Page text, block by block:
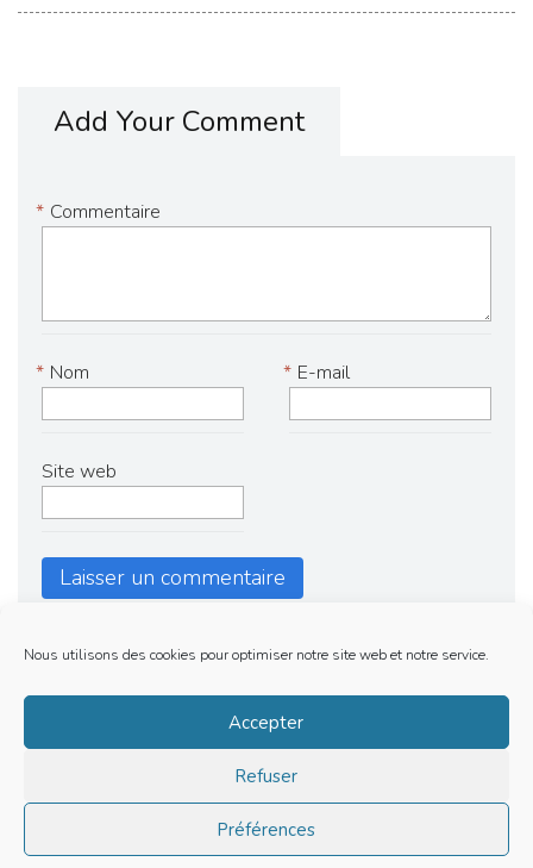
Nous utilisons des cookies pour optimiser notre site web et notre service.
Accepter
Refuser
Préférences
Add Your Comment
Commentaire
*
Nom
* E-mail
*
Site web
Mentions Legales
Politique de cookies (EU)
LE BARBECUE DE RAFA | TOUS DROITS RESERVES | © 2019
Site is using a trial version of the theme. Please enter your
purchase code in theme settings to activate it orpurchase this